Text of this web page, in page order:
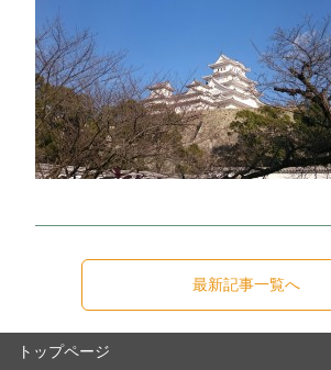
最新記事一覧へ
トップページ